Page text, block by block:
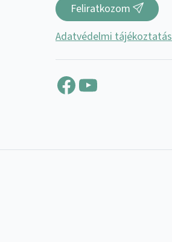
Feliratkozom
Adatvédelmi tájékoztatás
Facebook
YouTube